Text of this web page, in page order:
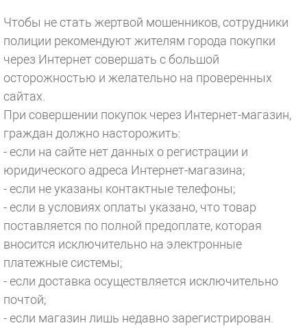
Чтобы не стать жертвой мошенников, сотрудники
полиции рекомендуют жителям города покупки
через Интернет совершать с большой
осторожностью и желательно на проверенных
сайтах.
При совершении покупок через Интернет-магазин,
граждан должно насторожить:
- если на сайте нет данных о регистрации и
юридического адреса Интернет-магазина;
- если не указаны контактные телефоны;
- если в условиях оплаты указано, что товар
поставляется по полной предоплате, которая
вносится исключительно на электронные
платежные системы;
- если доставка осуществляется исключительно
почтой;
- если магазин лишь недавно зарегистрирован.